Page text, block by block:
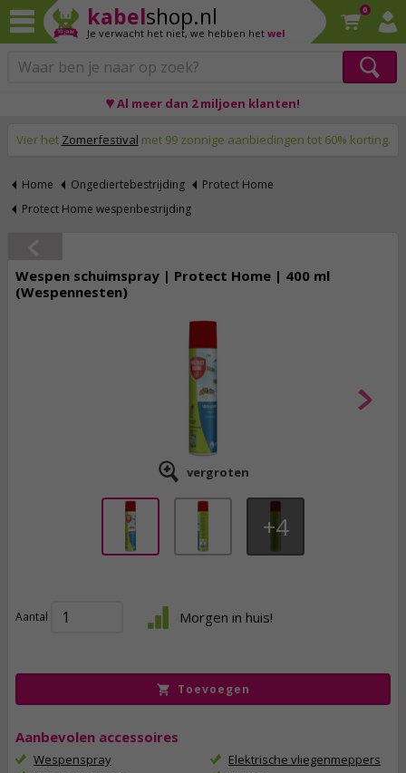
kabelshop.nl
Je verwacht het niet, we hebben het wel
0
♥ Al meer dan 2 miljoen klanten!
Vier het Zomerfestival met 99 zonnige aanbiedingen tot 60% korting.
Home Ongediertebestrijding
Protect Home
Protect Home wespenbestrijding
Wespen schuimspray | Protect Home | 400 ml
(Wespennesten)
vergroten
4
Aantal Morgen in huis!
Toevoegen
Aanbevolen accessoires
Wespenspray
Elektrische vliegenmeppers